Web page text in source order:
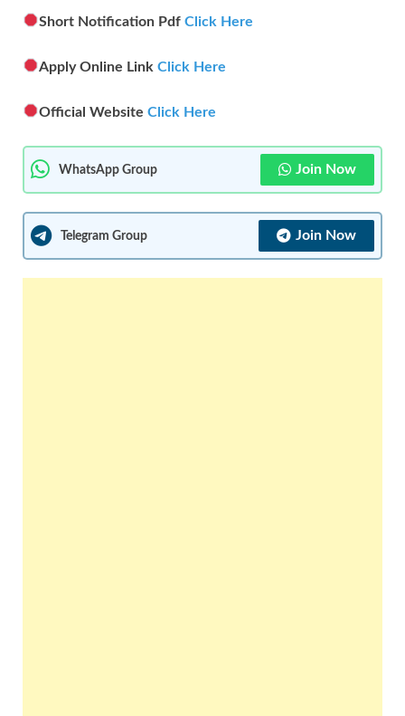
Short Notification PdfClick Here
Apply Online LinkClick Here
Official WebsiteClick Here
WhatsApp Group Join Now
Telegram Group Join Now